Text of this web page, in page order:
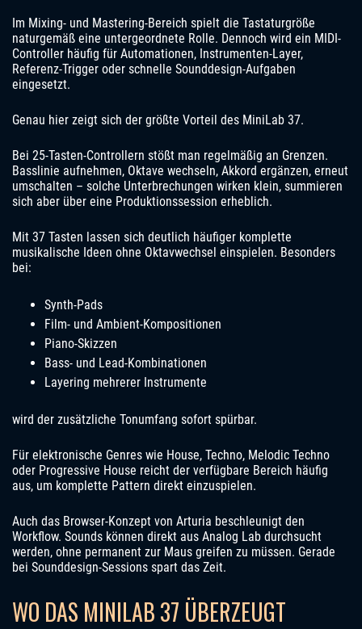
Im Mixing- und Mastering-Bereich spielt die Tastaturgröße
naturgemäß eine untergeordnete Rolle. Dennoch wird ein MIDI-
Controller häufig für Automationen, Instrumenten-Layer,
Referenz-Trigger oder schnelle Sounddesign-Aufgaben
eingesetzt.
Genau hier zeigt sich der größte Vorteil des MiniLab 37.
Bei 25-Tasten-Controllern stößt man regelmäßig an Grenzen.
Basslinie aufnehmen, Oktave wechseln, Akkord ergänzen, erneut
umschalten – solche Unterbrechungen wirken klein, summieren
sich aber über eine Produktionssession erheblich.
Mit 37 Tasten lassen sich deutlich häufiger komplette
musikalische Ideen ohne Oktavwechsel einspielen. Besonders
bei:
Synth-Pads
Film- und Ambient-Kompositionen
Piano-Skizzen
Bass- und Lead-Kombinationen
Layering mehrerer Instrumente
wird der zusätzliche Tonumfang sofort spürbar.
Für elektronische Genres wie House, Techno, Melodic Techno
oder Progressive House reicht der verfügbare Bereich häufig
aus, um komplette Pattern direkt einzuspielen.
Auch das Browser-Konzept von Arturia beschleunigt den
Workflow. Sounds können direkt aus Analog Lab durchsucht
werden, ohne permanent zur Maus greifen zu müssen. Gerade
bei Sounddesign-Sessions spart das Zeit.
WO DAS MINILAB 37 ÜBERZEUGT